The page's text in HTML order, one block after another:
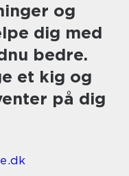
og
dig med
bedre.
et kig og
på dig